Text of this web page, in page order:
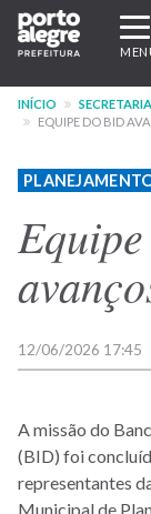
Pular
para
conteúdo
principal
INÍCIO
EQUIPE DO BID
12/06/2026 17:45
A missão do
(BID) foi
representantes
Municipal de